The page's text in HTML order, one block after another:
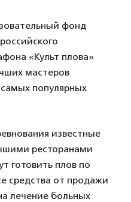
фонд
«Культ плова»
мастеров
популярных
известные
ресторанами
готовить плов по
средства от продажи
лечение больных